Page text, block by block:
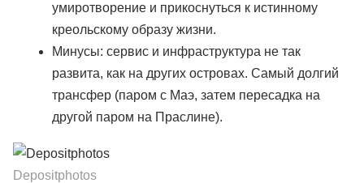
умиротворение и прикоснуться к истинному
креольскому образу жизни.
Минусы: сервис и инфраструктура не так
развита, как на других островах. Самый долгий
трансфер (паром с Маэ, затем пересадка на
другой паром на Праслине).
Depositphotos